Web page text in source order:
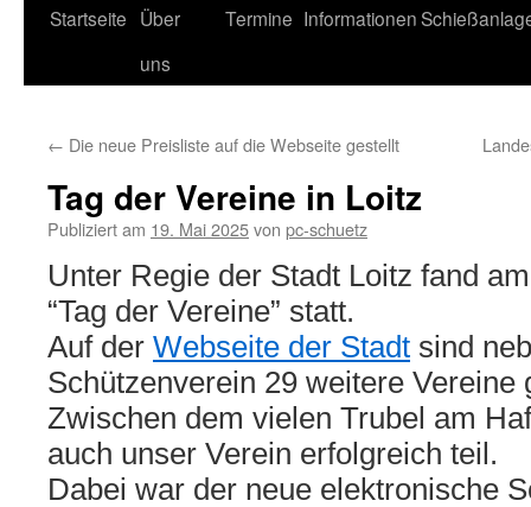
Zum
Startseite Über
uns
Termine Informationen
← Die neue Preisliste auf die Webseite gestellt
Tag der Vereine in Loitz
Publiziert am 19. Mai 2025von pc-schuetz
Unter Regie der Stadt Loitz fand
“Tag der Vereine” statt.
Auf der Webseite der Stadt sind
Schützenverein 29 weitere Vereine
Zwischen dem vielen Trubel am
auch unser Verein erfolgreich teil.
Dabei war der neue elektronische